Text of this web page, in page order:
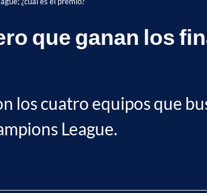
que ganan los
los cuatro equipos que
League.